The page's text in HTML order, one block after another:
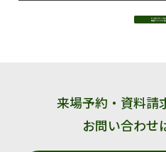
する氏名、住所、性別、メール
[1] 当社は、取得した個人情報
じて、加入者の個人情報の漏え
個人情報への不正なアクセスを
[2] 当社は個人情報の収集にあ
来場予約・資料請
お問い合わせ